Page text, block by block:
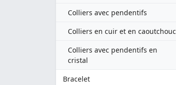
Colliers avec pendentifs
Colliers en cuir et en caoutchouc
Colliers avec pendentifs en
cristal
Bracelet